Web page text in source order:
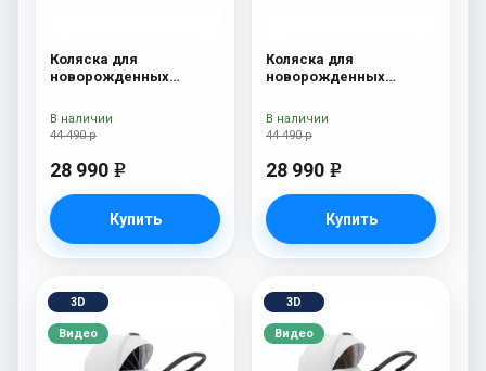
Коляска для
новорожденных
44 490 р
28 990 e
Купить
В наличии
Коляска для
новорожденных
44 490 р
28 990 e
Купить
В наличии
3D
Видео
3D
Видео